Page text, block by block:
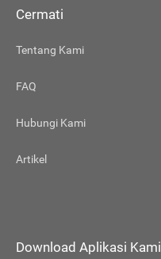
Cermati
Tentang Kami
FAQ
Hubungi Kami
Artikel
Download Aplikasi Kami